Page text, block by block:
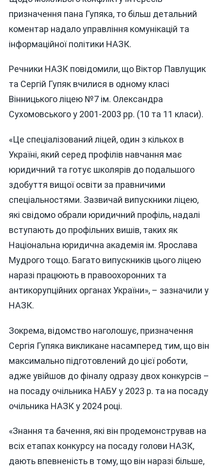
призначення пана Гупяка, то більш детальний
коментар надало управління комунікацій та
інформаційної політики НАЗК.
Речники НАЗК повідомили, що Віктор Павлущик
та Сергій Гупяк вчилися в одному класі
Вінницького ліцею №7 ім. Олександра
Сухомовського у 2001-2003 рр. (10 та 11 класи).
«Це спеціалізований ліцей, один з кількох в
Україні, який серед профілів навчання має
юридичний та готує школярів до подальшого
здобуття вищої освіти за правничими
спеціальностями. Зазвичай випускники ліцею,
які свідомо обрали юридичний профіль, надалі
вступають до профільних вишів, таких як
Національна юридична академія ім. Ярослава
Мудрого тощо. Багато випускників цього ліцею
наразі працюють в правоохоронних та
антикорупційних органах України», – зазначили у
НАЗК.
Зокрема, відомство наголошує, призначення
Сергія Гупяка викликане насамперед тим, що він
максимально підготовлений до цієї роботи,
адже увійшов до фіналу одразу двох конкурсів –
на посаду очільника НАБУ у 2023 р. та на посаду
очільника НАЗК у 2024 році.
«Знання та бачення, які він продемонстрував на
всіх етапах конкурсу на посаду голови НАЗК,
дають впевненість в тому, що він наразі більше,